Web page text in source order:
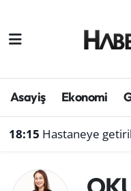
Asayiş Ekonomi
18:15 Hastaneye
Afyonkarahisar
Çevre
Aydın Hava
Süper Lig Puan